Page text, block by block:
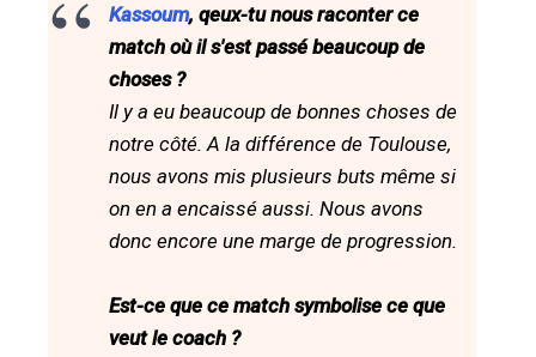
Kassoum, qeux-tu nous raconter ce
match où il s'est passé beaucoup de
choses ?
Il y a eu beaucoup de bonnes choses de
notre côté. A la différence de Toulouse,
nous avons mis plusieurs buts même si
on en a encaissé aussi. Nous avons
donc encore une marge de progression.
Est-ce que ce match symbolise ce que
veut le coach ?